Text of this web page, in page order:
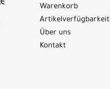
Warenkorb
Artikelverfügbarkeit
Über uns
Kontakt